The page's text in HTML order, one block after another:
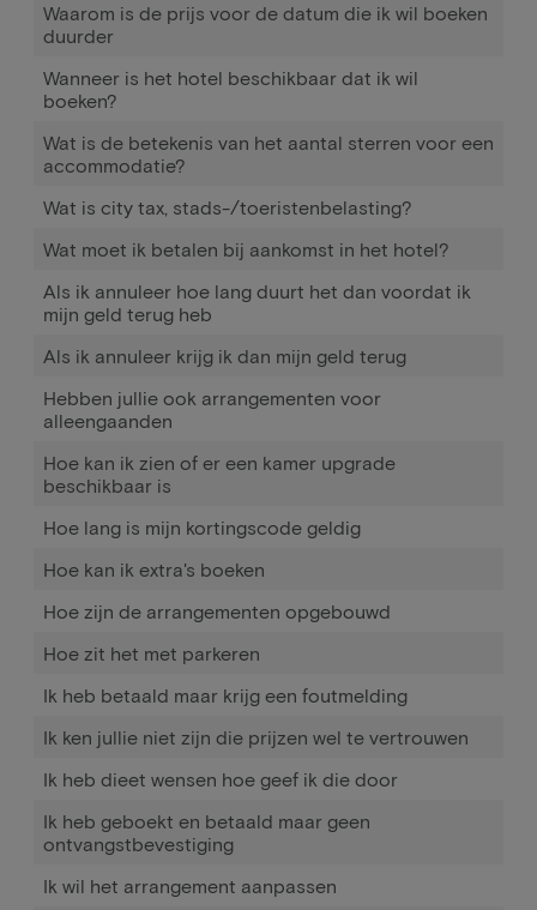
Waarom is de prijs voor de datum die ik wil boeken
duurder
Wanneer is het hotel beschikbaar dat ik wil
boeken?
Wat is de betekenis van het aantal sterren voor een
accommodatie?
Wat is city tax, stads-/toeristenbelasting?
Wat moet ik betalen bij aankomst in het hotel?
Als ik annuleer hoe lang duurt het dan voordat ik
mijn geld terug heb
Als ik annuleer krijg ik dan mijn geld terug
Hebben jullie ook arrangementen voor
alleengaanden
Hoe kan ik zien of er een kamer upgrade
beschikbaar is
Hoe lang is mijn kortingscode geldig
Hoe kan ik extra's boeken
Hoe zijn de arrangementen opgebouwd
Hoe zit het met parkeren
Ik heb betaald maar krijg een foutmelding
Ik ken jullie niet zijn die prijzen wel te vertrouwen
Ik heb dieet wensen hoe geef ik die door
Ik heb geboekt en betaald maar geen
ontvangstbevestiging
Ik wil het arrangement aanpassen